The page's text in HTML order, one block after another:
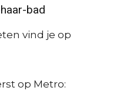
bad
vind je op
op Metro: